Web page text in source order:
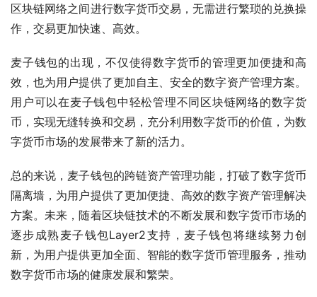
区块链网络之间进行数字货币交易，无需进行繁琐的兑换操
作，交易更加快速、高效。
麦子钱包的出现，不仅使得数字货币的管理更加便捷和高
效，也为用户提供了更加自主、安全的数字资产管理方案。
用户可以在麦子钱包中轻松管理不同区块链网络的数字货
币，实现无缝转换和交易，充分利用数字货币的价值，为数
字货币市场的发展带来了新的活力。
总的来说，麦子钱包的跨链资产管理功能，打破了数字货币
隔离墙，为用户提供了更加便捷、高效的数字资产管理解决
方案。未来，随着区块链技术的不断发展和数字货币市场的
逐步成熟麦子钱包Layer2支持，麦子钱包将继续努力创
新，为用户提供更加全面、智能的数字货币管理服务，推动
数字货币市场的健康发展和繁荣。